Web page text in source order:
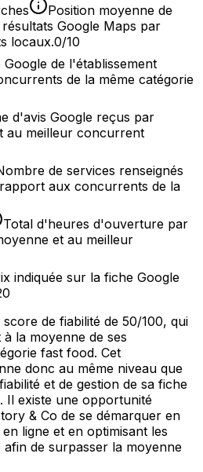
Position moyenne de
Google Maps par
locaux.0/10
de l'établissement
de la même catégorie
d'avis Google reçus par
au meilleur concurrent
de services renseignés
aux concurrents de la
Total d'heures d'ouverture par
et au meilleur
indiquée sur la fiche Google
de fiabilité de 50/100, qui
la moyenne de ses
fast food. Cet
donc au même niveau que
et de gestion de sa fiche
Il existe une opportunité
& Co de se démarquer en
ligne et en optimisant les
de surpasser la moyenne